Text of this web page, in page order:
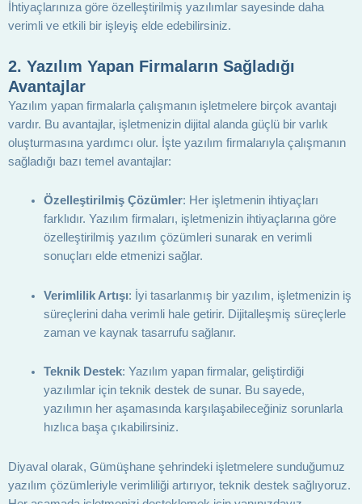
İhtiyaçlarınıza göre özelleştirilmiş yazılımlar sayesinde daha
verimli ve etkili bir işleyiş elde edebilirsiniz.
2. Yazılım Yapan Firmaların Sağladığı
Avantajlar
Yazılım yapan firmalarla çalışmanın işletmelere birçok avantajı
vardır. Bu avantajlar, işletmenizin dijital alanda güçlü bir varlık
oluşturmasına yardımcı olur. İşte yazılım firmalarıyla çalışmanın
sağladığı bazı temel avantajlar:
Özelleştirilmiş Çözümler: Her işletmenin ihtiyaçları
farklıdır. Yazılım firmaları, işletmenizin ihtiyaçlarına göre
özelleştirilmiş yazılım çözümleri sunarak en verimli
sonuçları elde etmenizi sağlar.
Verimlilik Artışı: İyi tasarlanmış bir yazılım, işletmenizin iş
süreçlerini daha verimli hale getirir. Dijitalleşmiş süreçlerle
zaman ve kaynak tasarrufu sağlanır.
Teknik Destek: Yazılım yapan firmalar, geliştirdiği
yazılımlar için teknik destek de sunar. Bu sayede,
yazılımın her aşamasında karşılaşabileceğiniz sorunlarla
hızlıca başa çıkabilirsiniz.
Diyaval olarak, Gümüşhane şehrindeki işletmelere sunduğumuz
yazılım çözümleriyle verimliliği artırıyor, teknik destek sağlıyoruz.